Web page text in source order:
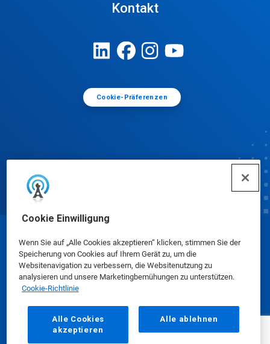
Cookie Einwilligung
Wenn Sie auf „Alle Cookies akzeptieren“ klicken, stimmen Sie der
Speicherung von Cookies auf Ihrem Gerät zu, um die
Websitenavigation zu verbessern, die Websitenutzung zu
analysieren und unsere Marketingbemühungen zu unterstützen.
Cookie-Richtlinie
Alle Cookies
akzeptieren
Alle ablehnen
Kontakt
Cookie-Präferenzen
© Ecolab Inc. 2025
Sicherheitsdatenblätter|Datenschutzrichtlinie